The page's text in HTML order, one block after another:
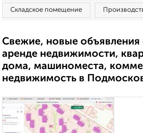
Складское помещение
Свежие, новые
аренде недвижимости,
дома, машиноместа,
недвижимость в